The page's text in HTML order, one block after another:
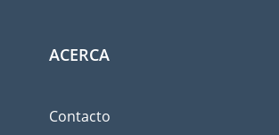
ACERCA
Contacto